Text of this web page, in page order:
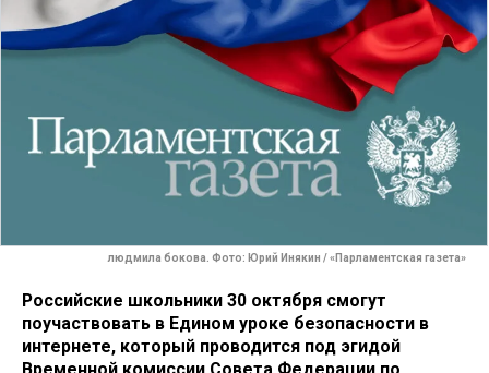
людмила бокова. Фото: Юрий Инякин / «Парламентская газета»
Российские школьники 30 октября смогут
поучаствовать в Едином уроке безопасности в
интернете, который проводится под эгидой
Временной комиссии Совета Федерации по